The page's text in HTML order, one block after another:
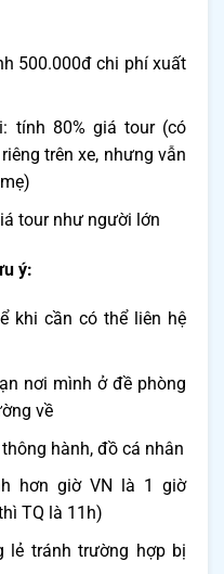
500.000đ chi phí xuất
tính 80% giá tour (có
trên xe, nhưng vẫn
tour như người lớn
ý:
khi cần có thể liên hệ
nơi mình ở đề phòng
về
hành, đồ cá nhân
hơn giờ VN là 1 giờ
TQ là 11h)
lẻ tránh trường hợp bị